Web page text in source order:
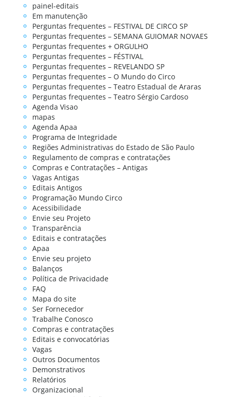
painel-editais
Em manutenção
Perguntas frequentes – FESTIVAL DE CIRCO SP
Perguntas frequentes – SEMANA GUIOMAR NOVAES
Perguntas frequentes + ORGULHO
Perguntas frequentes – FÉSTIVAL
Perguntas frequentes – REVELANDO SP
Perguntas frequentes – O Mundo do Circo
Perguntas frequentes – Teatro Estadual de Araras
Perguntas frequentes – Teatro Sérgio Cardoso​
Agenda Visao
mapas
Agenda Apaa
Programa de Integridade
Regiões Administrativas do Estado de São Paulo
Regulamento de compras e contratações
Compras e Contratações – Antigas
Vagas Antigas
Editais Antigos
Programação Mundo Circo
Acessibilidade
Envie seu Projeto
Transparência
Editais e contratações
Apaa
Envie seu projeto
Balanços
Política de Privacidade
FAQ
Mapa do site
Ser Fornecedor
Trabalhe Conosco
Compras e contratações
Editais e convocatórias
Vagas
Outros Documentos
Demonstrativos
Relatórios
Organizacional